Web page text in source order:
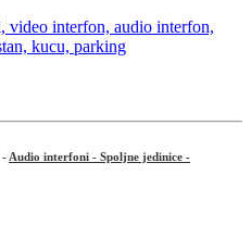
- Audio interfoni - Spoljne jedinice -